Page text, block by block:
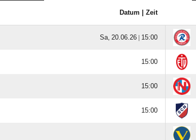
Datum | Zeit
  | 


